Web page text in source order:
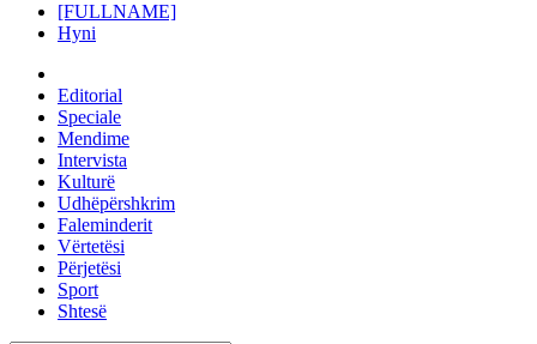
[FULLNAME]
Hyni
Editorial
Speciale
Mendime
Intervista
Kulturë
Udhëpërshkrim
Faleminderit
Vërtetësi
Përjetësi
Sport
Shtesë